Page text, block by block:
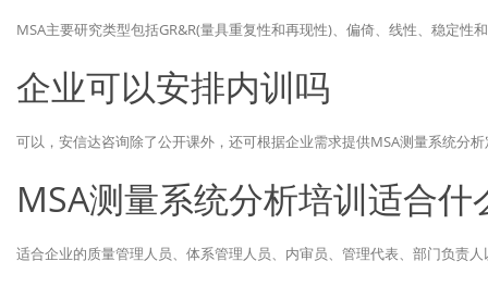
MSA主要研究类型包括GR&R(量具重复性和再现性)、偏倚、线性、稳定性
企业可以安排内训吗
可以，安信达咨询除了公开课外，还可根据企业需求提供MSA测量系统分
MSA测量系统分析培训适合什
适合企业的质量管理人员、体系管理人员、内审员、管理代表、部门负责